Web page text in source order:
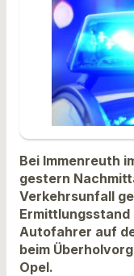
Bei Immenreuth
gestern
Verkehrsunfall
Ermittlungsstand
Autofahrer auf
beim
Opel.